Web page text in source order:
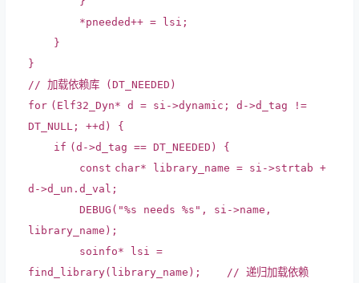
*pneeded++ = lsi;
}
}
// 加载依赖库 (DT_NEEDED)
for (Elf32_Dyn* d = si->dynamic; d->d_tag !=
DT_NULL; ++d) {
if (d->d_tag == DT_NEEDED) {
const char* library_name = si->strtab +
d->d_un.d_val;
DEBUG( "%s needs %s" , si->name,
library_name);
soinfo* lsi =
find_library(library_name);
// 递归加载依赖